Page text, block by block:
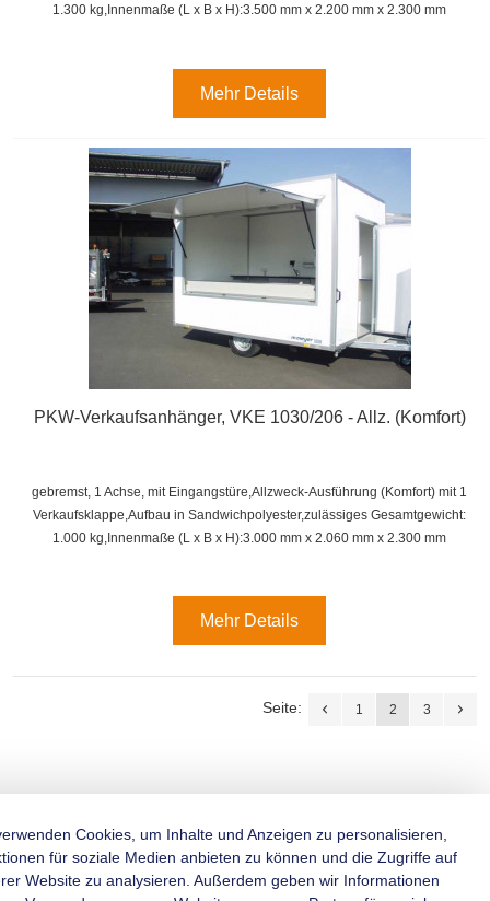
1.300 kg, Innenmaße (L x B x H):3.500 mm x 2.200 mm x 2.300 mm
Mehr Details
PKW-Verkaufsanhänger, VKE 1030/206 - Allz. (Komfort)
gebremst, 1 Achse, mit Eingangstüre,Allzweck-Ausführung (Komfort) mit 1
Verkaufsklappe,Aufbau in Sandwichpolyester,zulässiges Gesamtgewicht:
1.000 kg, Innenmaße (L x B x H):3.000 mm x 2.060 mm x 2.300 mm
Mehr Details
Seite: 1 2 3
Cookies, um Inhalte und Anzeigen zu personalisieren,
für soziale Medien anbieten zu können und die Zugriffe auf
Website zu analysieren. Außerdem geben wir Informationen